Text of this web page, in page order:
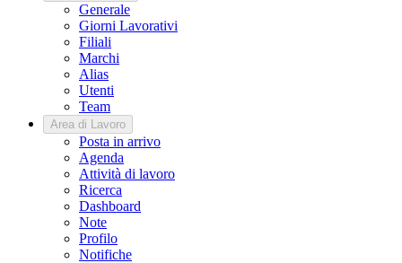
Generale
Giorni Lavorativi
Filiali
Marchi
Alias
Utenti
Team
Area di Lavoro
Posta in arrivo
Agenda
Attività di lavoro
Ricerca
Dashboard
Note
Profilo
Notifiche